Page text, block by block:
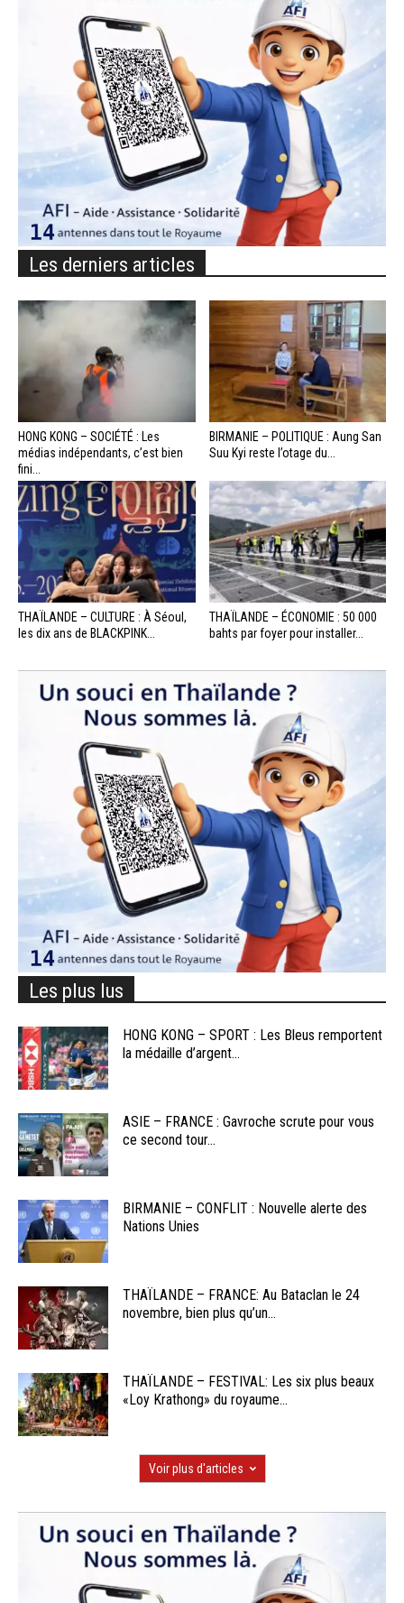
Les derniers articles
HONG KONG – SOCIÉTÉ : Les
médias indépendants, c’est bien
fini...
BIRMANIE – POLITIQUE : Aung San
Suu Kyi reste l’otage du...
THAÏLANDE – CULTURE : À Séoul,
les dix ans de BLACKPINK...
THAÏLANDE – ÉCONOMIE : 50 000
bahts par foyer pour installer...
Les plus lus
HONG KONG – SPORT : Les Bleus remportent
la médaille d’argent...
ASIE – FRANCE : Gavroche scrute pour vous
ce second tour...
BIRMANIE – CONFLIT : Nouvelle alerte des
Nations Unies
THAÏLANDE – FRANCE: Au Bataclan le 24
novembre, bien plus qu’un...
THAÏLANDE – FESTIVAL: Les six plus beaux
«Loy Krathong» du royaume...
Voir plus d'articles